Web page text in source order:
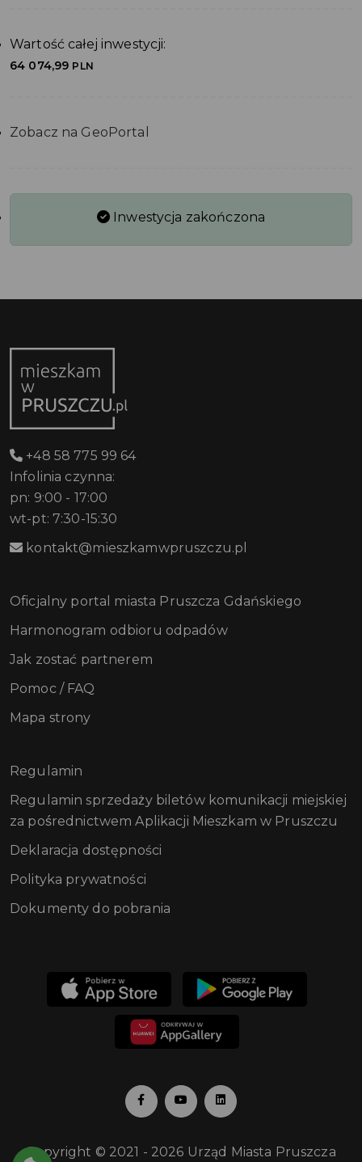
Wartość całej inwestycji:
64 074,99 PLN
Zobacz na GeoPortal
Inwestycja zakończona
+48 58 775 99 64
Infolinia czynna:
pn: 9:00 - 17:00
wt-pt: 7:30-15:30
kontakt@mieszkamwpruszczu.pl
Oficjalny portal miasta Pruszcza Gdańskiego
Harmonogram odbioru odpadów
Jak zostać partnerem
Pomoc / FAQ
Mapa strony
Regulamin
Regulamin sprzedaży biletów komunikacji miejskiej
za pośrednictwem Aplikacji Mieszkam w Pruszczu
Deklaracja dostępności
Polityka prywatności
Dokumenty do pobrania
Copyright © 2021 - 2026 Urząd Miasta Pruszcza